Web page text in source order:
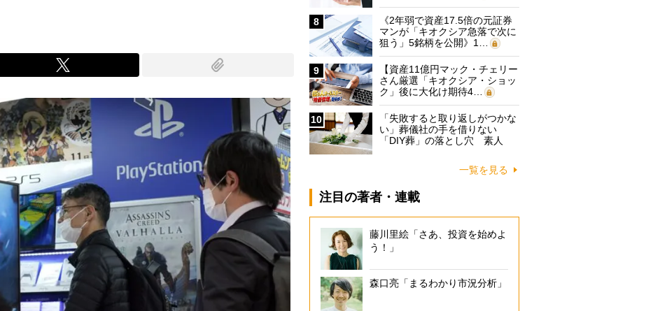
8
《2年弱で資産17.5倍の元証券
マンが「キオクシア急落で次に
狙う」5銘柄を公開》1…
9
【資産11億円マック・チェリー
さん厳選「キオクシア・ショッ
ク」後に大化け期待4…
10
「失敗すると取り返しがつかな
い」葬儀社の手を借りない
「DIY葬」の落とし穴 素人
一覧を見る
注目の著者・連載
藤川里絵「さあ、投資を始めよ
う！」
森口亮「まるわかり市況分析」